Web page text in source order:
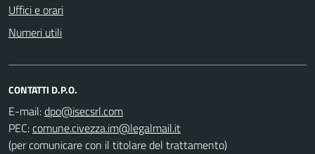
Uffici e orari
Numeri utili
CONTATTI D.P.O.
E-mail:
PEC:
(per comunicare con il titolare del trattamento)